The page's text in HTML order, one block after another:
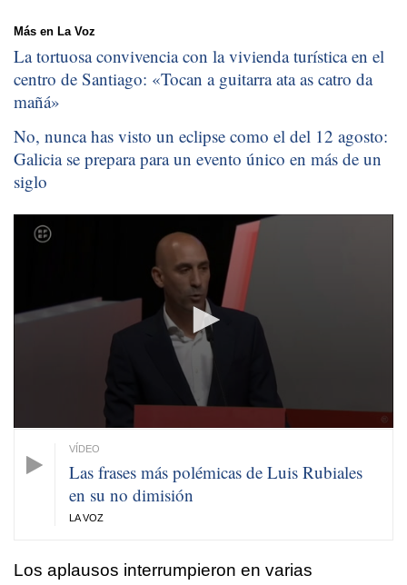
Más en La Voz
La tortuosa convivencia con la vivienda turística en el
centro de Santiago: «Tocan a guitarra ata as catro da
mañá»
No, nunca has visto un eclipse como el del 12 agosto:
Galicia se prepara para un evento único en más de un
siglo
seconds
seconds
Las frases más polémicas de Luis Rubiales
en su no dimisión
LA VOZ
Los aplausos interrumpieron en varias